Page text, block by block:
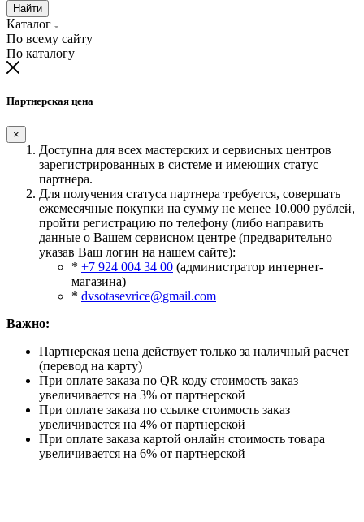
Найти
Каталог
По всему сайту
По каталогу
Партнерская цена
×
Доступна для всех мастерских и сервисных центров
зарегистрированных в системе и имеющих статус
партнера.
Для получения статуса партнера требуется, совершать
ежемесячные покупки на сумму не менее 10.000 рублей,
пройти регистрацию по телефону (либо направить
данные о Вашем сервисном центре (предварительно
указав Ваш логин на нашем сайте):
* +7 924 004 34 00 (администратор интернет-
магазина)
* dvsotasevrice@gmail.com
Важно:
Партнерская цена действует только за наличный расчет
(перевод на карту)
При оплате заказа по QR коду стоимость заказ
увеличивается на 3% от партнерской
При оплате заказа по ссылке стоимость заказ
увеличивается на 4% от партнерской
При оплате заказа картой онлайн стоимость товара
увеличивается на 6% от партнерской